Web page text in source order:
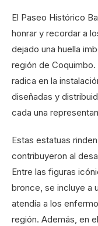
El Paseo Histórico
honrar y recordar a
dejado una huella
región de
radica en la
diseñadas y
cada una
Estas estatuas
contribuyeron al
Entre las figuras
bronce, se incluye a
atendía a los
región. Además, en